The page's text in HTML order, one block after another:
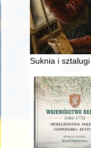
Suknia i